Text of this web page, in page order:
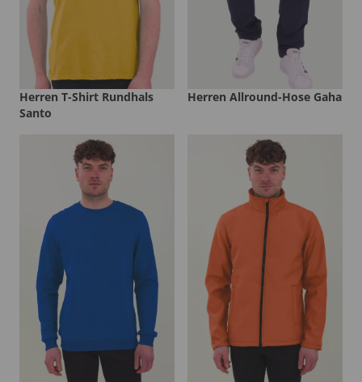
Herren T-Shirt Rundhals
Santo
Herren Allround-Hose Gaha